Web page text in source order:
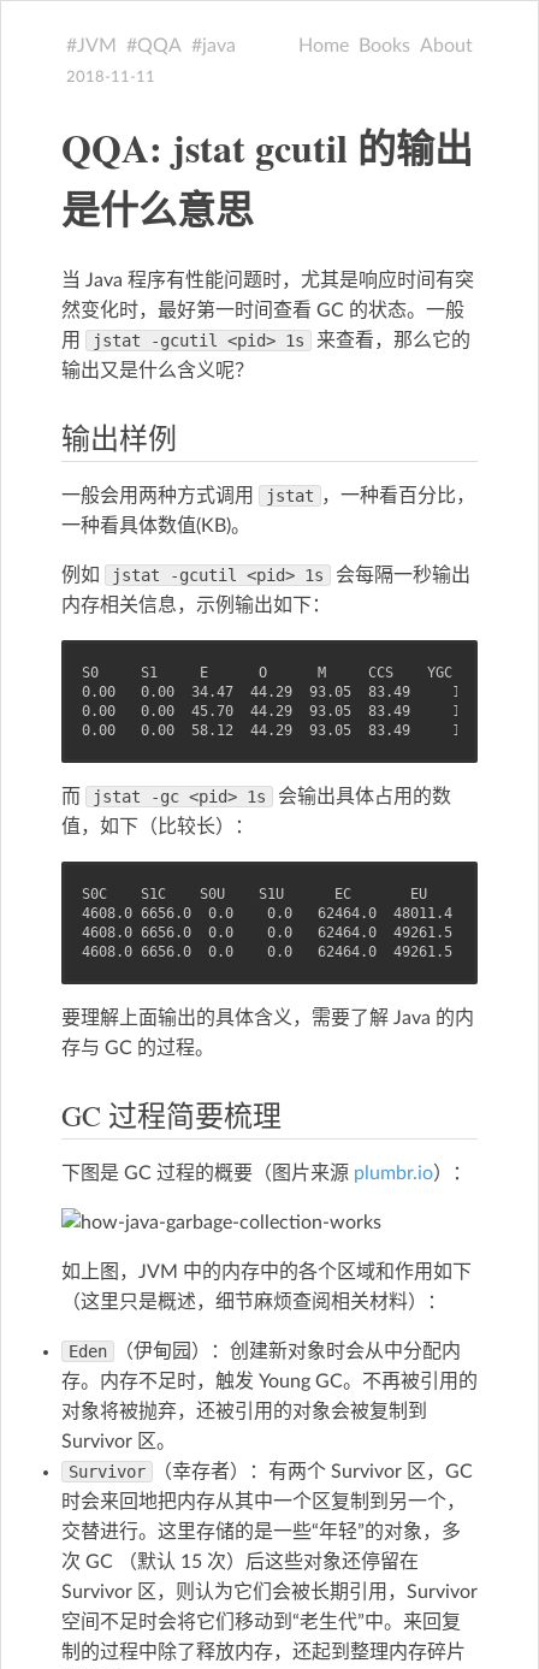
Home Books About
JVM QQA java
2018-11-11
QQA: jstat gcutil 的输出
是什么意思
当 Java 程序有性能问题时，尤其是响应时间有突
然变化时，最好第一时间查看 GC 的状态。一般
用
jstat -gcutil <pid> 1s
来查看，那么它的
输出又是什么含义呢？
输出样例
一般会用两种方式调用 jstat ，一种看百分比，
一种看具体数值(KB)。
例如 jstat -gcutil <pid> 1s
会每隔一秒输出
内存相关信息，示例输出如下：
S0     S1     E      O      M     CCS    YGC     YGCT
0.00   0.00  34.47  44.29  93.05  83.49     10
0.00   0.00  45.70  44.29  93.05  83.49     10
0.00   0.00  58.12  44.29  93.05  83.49     10
而 jstat -gc <pid> 1s
会输出具体占用的数
值，如下（比较长）：
S0C    S1C    S0U    S1U      EC       EU        OC
4608.0 6656.0  0.0    0.0   62464.0  48011.4
4608.0 6656.0  0.0    0.0   62464.0  49261.5
4608.0 6656.0  0.0    0.0   62464.0  49261.5
要理解上面输出的具体含义，需要了解 Java 的内
存与 GC 的过程。
GC 过程简要梳理
下图是 GC 过程的概要（图片来源 plumbr.io）：
如上图，JVM 中的内存中的各个区域和作用如下
（这里只是概述，细节麻烦查阅相关材料）：
Eden
（伊甸园）：创建新对象时会从中分配内
存。内存不足时，触发 Young GC。不再被引用的
对象将被抛弃，还被引用的对象会被复制到
Survivor 区。
Survivor
（幸存者）：有两个 Survivor 区，GC
时会来回地把内存从其中一个区复制到另一个，
交替进行。这里存储的是一些“年轻”的对象，多
次 GC （默认 15 次）后这些对象还停留在
Survivor 区，则认为它们会被长期引用，Survivor
空间不足时会将它们移动到“老生代”中。来回复
制的过程中除了释放内存，还起到整理内存碎片